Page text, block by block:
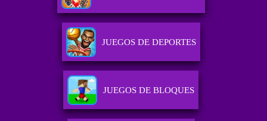
JUEGOS DE DEPORTES
JUEGOS DE BLOQUES